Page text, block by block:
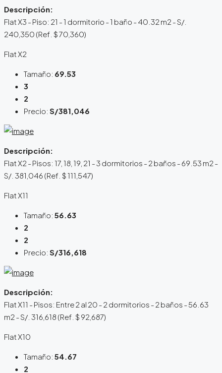
Descripción:
Flat X3 - Piso: 21 - 1 dormitorio - 1 baño - 40.32 m2 - S/.
240,350 (Ref. $ 70,360)
Flat X2
Tamaño: 69.53
3
2
Precio: S/381,046
Descripción:
Flat X2 - Pisos: 17, 18, 19, 21 - 3 dormitorios - 2 baños - 69.53 m2 -
S/. 381,046 (Ref. $ 111,547)
Flat X11
Tamaño: 56.63
2
2
Precio: S/316,618
Descripción:
Flat X11 - Pisos: Entre 2 al 20 - 2 dormitorios - 2 baños - 56.63
m2 - S/. 316,618 (Ref. $ 92,687)
Flat X10
Tamaño: 54.67
2